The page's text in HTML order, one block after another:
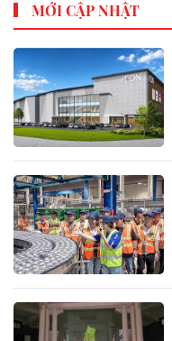
MỚI CẬP NHẬT